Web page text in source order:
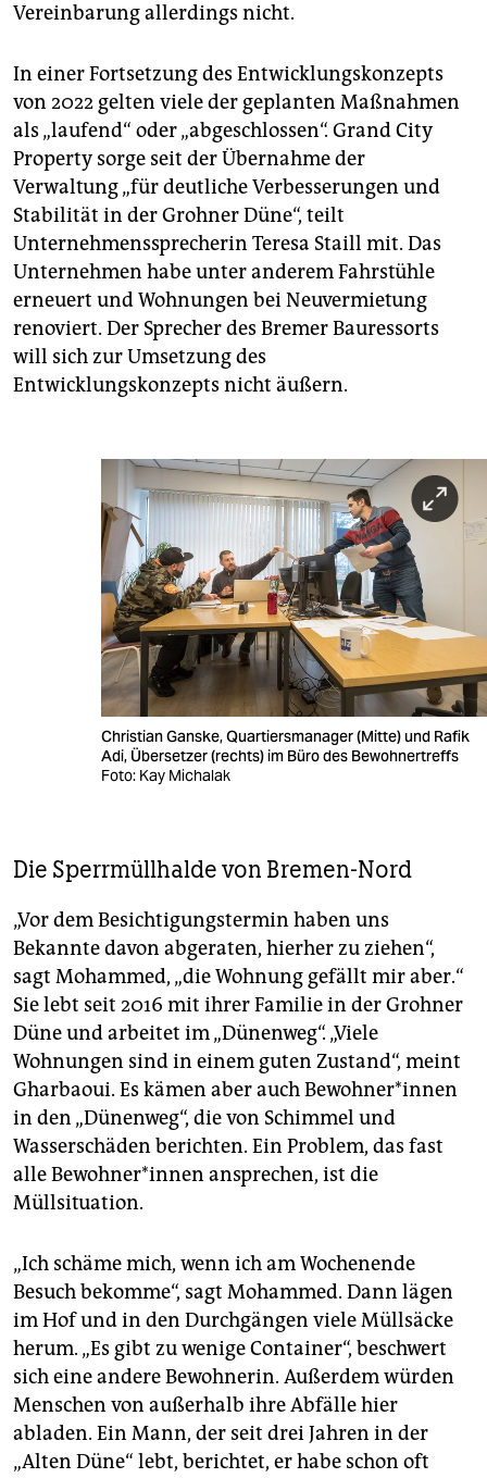
Vereinbarung allerdings nicht.
In einer Fortsetzung des Entwicklungskonzepts
von 2022 gelten viele der geplanten Maßnahmen
als „laufend“ oder „abgeschlossen“. Grand City
Property sorge seit der Übernahme der
Verwaltung „für deutliche Verbesserungen und
Stabilität in der Grohner Düne“, teilt
Unternehmenssprecherin Teresa Staill mit. Das
Unternehmen habe unter anderem Fahrstühle
erneuert und Wohnungen bei Neuvermietung
renoviert. Der Sprecher des Bremer Bauressorts
will sich zur Umsetzung des
Entwicklungskonzepts nicht äußern.
Christian Ganske, Quartiersmanager (Mitte) und Rafik
Adi, Übersetzer (rechts) im Büro des Bewohnertreffs
Foto: Kay Michalak
Die Sperrmüllhalde von Bremen-Nord
„Vor dem Besichtigungstermin haben uns
Bekannte davon abgeraten, hierher zu ziehen“,
sagt Mohammed, „die Wohnung gefällt mir aber.“
Sie lebt seit 2016 mit ihrer Familie in der Grohner
Düne und arbeitet im „Dünenweg“. „Viele
Wohnungen sind in einem guten Zustand“, meint
Gharbaoui. Es kämen aber auch Be­woh­ne­r*in­nen
in den „Dünenweg“, die von Schimmel und
Wasserschäden berichten. Ein Problem, das fast
alle Be­woh­ne­r*in­nen ansprechen, ist die
Müllsituation.
„Ich schäme mich, wenn ich am Wochenende
Besuch bekomme“, sagt Mohammed. Dann lägen
im Hof und in den Durchgängen viele Müllsäcke
herum. „Es gibt zu wenige Container“, beschwert
sich eine andere Bewohnerin. Außerdem würden
Menschen von außerhalb ihre Abfälle hier
abladen. Ein Mann, der seit drei Jahren in der
„Alten Düne“ lebt, berichtet, er habe schon oft